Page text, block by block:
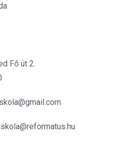
Fő út 2.